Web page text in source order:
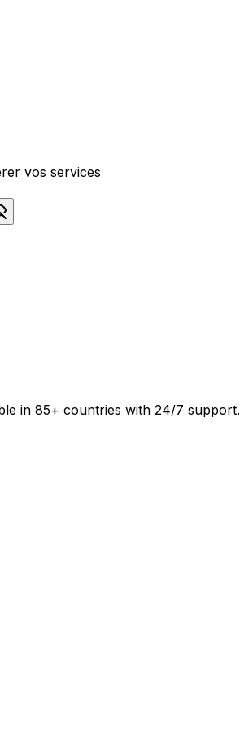
vos services
in 85+ countries with 24/7 support.